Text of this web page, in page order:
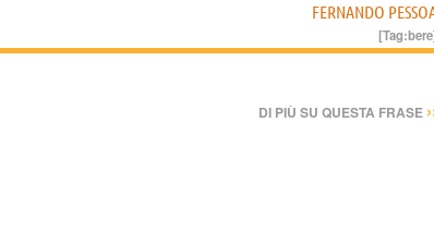
FERNANDO
[Tag:bere
DI PIÙ SU QUESTA FRASE